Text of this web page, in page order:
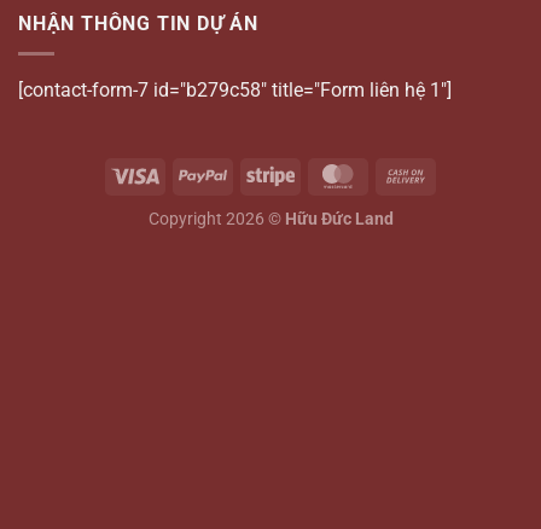
NHẬN THÔNG TIN DỰ ÁN
[contact-form-7 id="b279c58" title="Form liên hệ 1"]
Copyright 2026 © Hữu Đức Land